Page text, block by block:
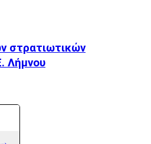
στρατιωτικών
Λήμνου